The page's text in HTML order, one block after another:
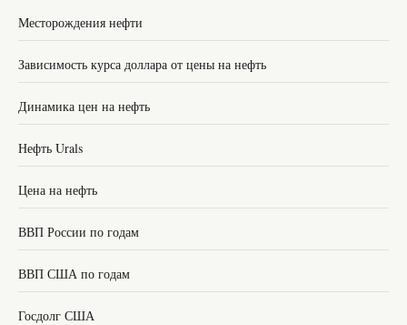
Месторождения нефти
Зависимость курса доллара от цены на нефть
Динамика цен на нефть
Нефть Urals
Цена на нефть
ВВП России по годам
ВВП США по годам
Госдолг США